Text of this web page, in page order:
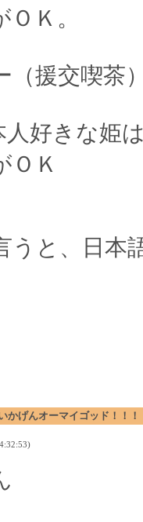
。
援交喫茶
きな姫は
ＯＫ
と、日本
かげんオーマイゴッド！！！